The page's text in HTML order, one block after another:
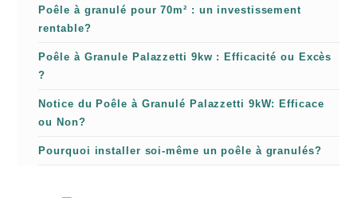
Poêle à granulé pour 70m² : un investissement
rentable?
Poêle à Granule Palazzetti 9kw : Efficacité ou Excès
?
Notice du Poêle à Granulé Palazzetti 9kW: Efficace
ou Non?
Pourquoi installer soi-même un poêle à granulés?